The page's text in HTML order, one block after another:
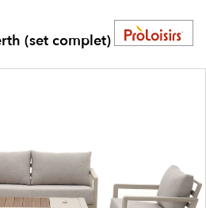
(set complet)